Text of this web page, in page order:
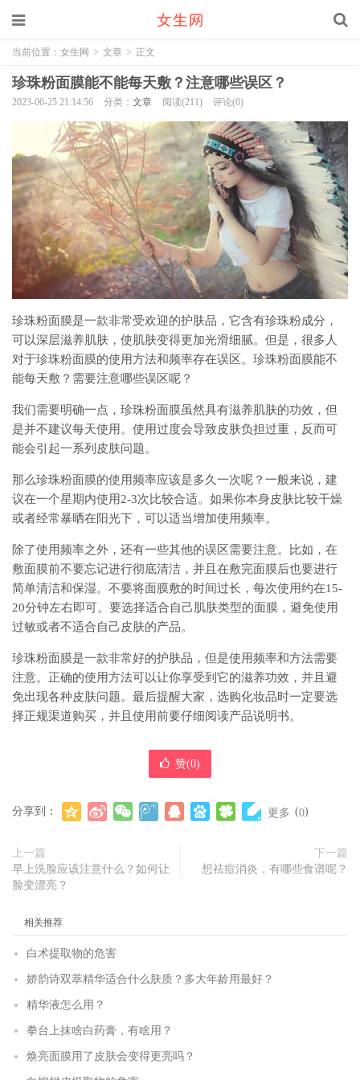
当前位置： 女生网 > 文章 > 正文
珍珠粉面膜能不能每天敷？注意哪些误区？
2023-06-25 21:14:56 分类： 文章 阅读(211) 评论(0)
珍珠粉面膜是一款非常受欢迎的护肤品，它含有珍珠粉成分，
可以深层滋养肌肤，使肌肤变得更加光滑细腻。但是，很多人
对于珍珠粉面膜的使用方法和频率存在误区。珍珠粉面膜能不
能每天敷？需要注意哪些误区呢？
我们需要明确一点，珍珠粉面膜虽然具有滋养肌肤的功效，但
是并不建议每天使用。使用过度会导致皮肤负担过重，反而可
能会引起一系列皮肤问题。
那么珍珠粉面膜的使用频率应该是多久一次呢？一般来说，建
议在一个星期内使用2-3次比较合适。如果你本身皮肤比较干燥
或者经常暴晒在阳光下，可以适当增加使用频率。
除了使用频率之外，还有一些其他的误区需要注意。比如，在
敷面膜前不要忘记进行彻底清洁，并且在敷完面膜后也要进行
简单清洁和保湿。不要将面膜敷的时间过长，每次使用约在15-
20分钟左右即可。要选择适合自己肌肤类型的面膜，避免使用
过敏或者不适合自己皮肤的产品。
珍珠粉面膜是一款非常好的护肤品，但是使用频率和方法需要
注意。正确的使用方法可以让你享受到它的滋养功效，并且避
免出现各种皮肤问题。最后提醒大家，选购化妆品时一定要选
择正规渠道购买，并且使用前要仔细阅读产品说明书。
赞(0)
分享到： 更多 (0)
上一篇
早上洗脸应该注意什么？如何让
脸变漂亮？
下一篇
想祛痘消炎，有哪些食谱呢？
相关推荐
白术提取物的危害
娇韵诗双萃精华适合什么肤质？多大年龄用最好？
精华液怎么用？
拳台上抹啥白药膏，有啥用？
焕亮面膜用了皮肤会变得更亮吗？